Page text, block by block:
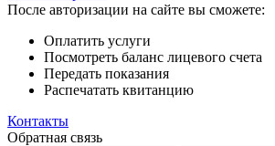
После авторизации на сайте вы сможете:
Оплатить услуги
Посмотреть баланс лицевого счета
Передать показания
Распечатать квитанцию
Контакты
Обратная связь